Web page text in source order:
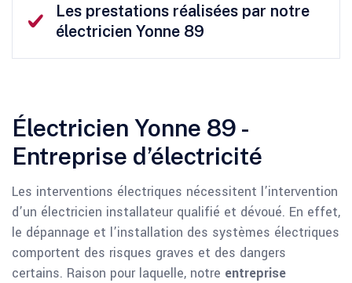
Les prestations réalisées par notre
électricien Yonne 89
Électricien Yonne 89 -
Entreprise d’électricité
Les interventions électriques nécessitent l’intervention
d’un électricien installateur qualifié et dévoué. En effet,
le dépannage et l’installation des systèmes électriques
comportent des risques graves et des dangers
certains. Raison pour laquelle, notre entreprise